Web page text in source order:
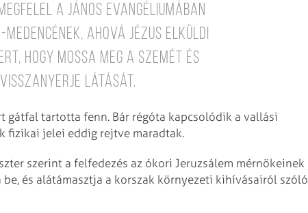
a János evangéliumában
ahová Jézus elküldi
hogy mossa meg a szemét és
visszanyerje látását.
gátfal tartotta fenn. Bár régóta kapcsolódik a vallási
fizikai jelei eddig rejtve maradtak.
szerint a felfedezés az ókori Jeruzsálem mérnökeinek
és alátámasztja a korszak környezeti kihívásairól szóló